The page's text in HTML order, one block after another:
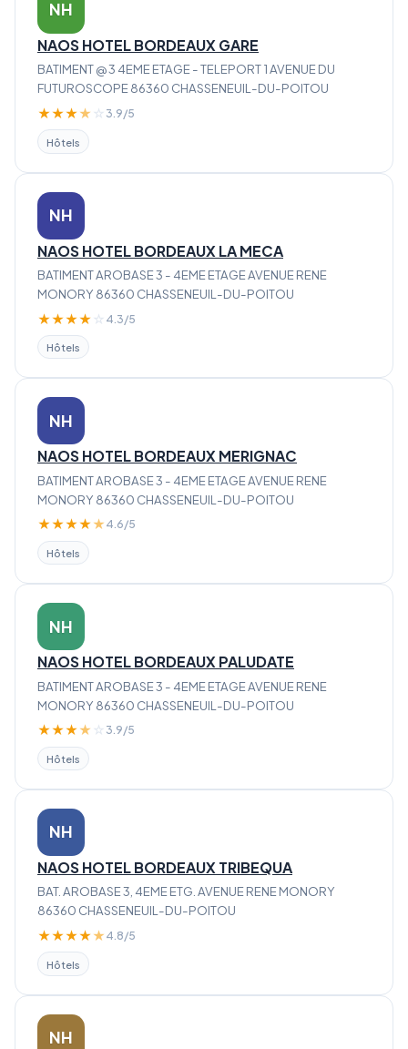
NH
NAOS HOTEL BORDEAUX GARE
BATIMENT @ 3 4EME ETAGE - TELEPORT 1 AVENUE DU
FUTUROSCOPE 86360 CHASSENEUIL-DU-POITOU
★★★★ ☆ 3.9/5
Hôtels
NH
NAOS HOTEL BORDEAUX LA MECA
BATIMENT AROBASE 3 - 4EME ETAGE AVENUE RENE
MONORY 86360 CHASSENEUIL-DU-POITOU
★★★★ ☆ 4.3/5
Hôtels
NH
NAOS HOTEL BORDEAUX MERIGNAC
BATIMENT AROBASE 3 - 4EME ETAGE AVENUE RENE
MONORY 86360 CHASSENEUIL-DU-POITOU
★★★★★ 4.6/5
Hôtels
NH
NAOS HOTEL BORDEAUX PALUDATE
BATIMENT AROBASE 3 - 4EME ETAGE AVENUE RENE
MONORY 86360 CHASSENEUIL-DU-POITOU
★★★★ ☆ 3.9/5
Hôtels
NH
NAOS HOTEL BORDEAUX TRIBEQUA
BAT. AROBASE 3, 4EME ETG. AVENUE RENE MONORY
86360 CHASSENEUIL-DU-POITOU
★★★★★ 4.8/5
Hôtels
NH